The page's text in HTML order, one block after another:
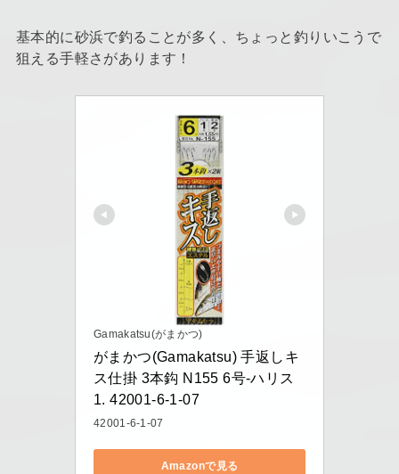
基本的に砂浜で釣ることが多く、ちょっと釣りいこうで
狙える手軽さがあります！
Gamakatsu(がまかつ)
がまかつ(Gamakatsu) 手返しキ
ス仕掛 3本鈎 N155 6号-ハリス
1. 42001-6-1-07
42001-6-1-07
Amazonで見る